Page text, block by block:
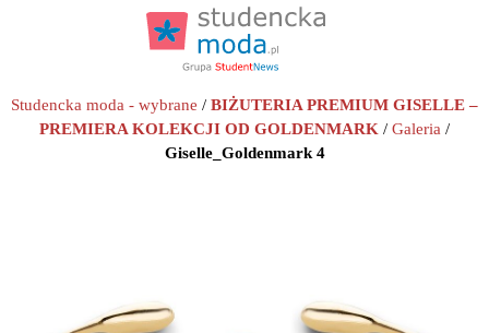
Studencka moda - wybrane / BIŻUTERIA PREMIUM GISELLE –
PREMIERA KOLEKCJI OD GOLDENMARK / Galeria /
Giselle_Goldenmark 4